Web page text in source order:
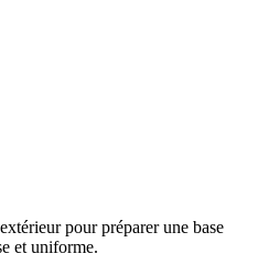
pour préparer une base
et uniforme.